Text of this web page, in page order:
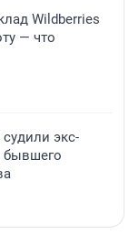
Wildberries
— что
экс-
бывшего